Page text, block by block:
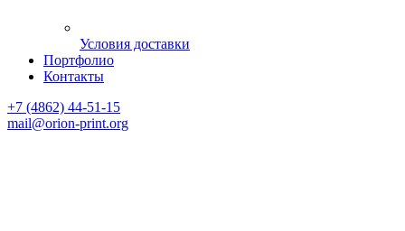
Условия доставки
Портфолио
Контакты
+7 (4862) 44-51-15
mail@orion-print.org